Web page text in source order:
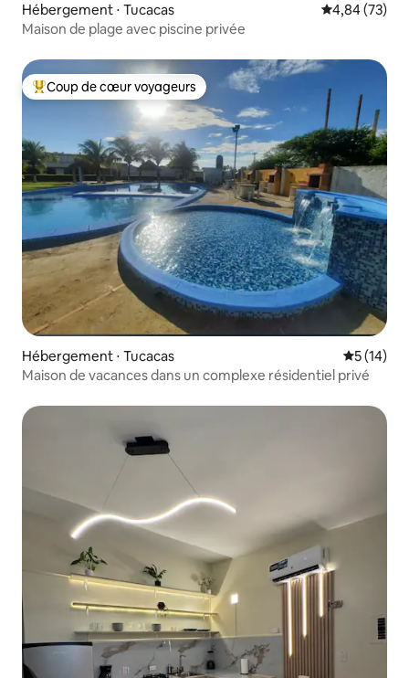
Hébergement ⋅ Tucacas Évaluation
4,84 (73)
Maison de plage avec piscine privée
Coups de cœur voyageurs les plus appréciés
Coup de cœur voyageurs
Hébergement ⋅ Tucacas
5 (14)
Maison de vacances dans un complexe résidentiel privé